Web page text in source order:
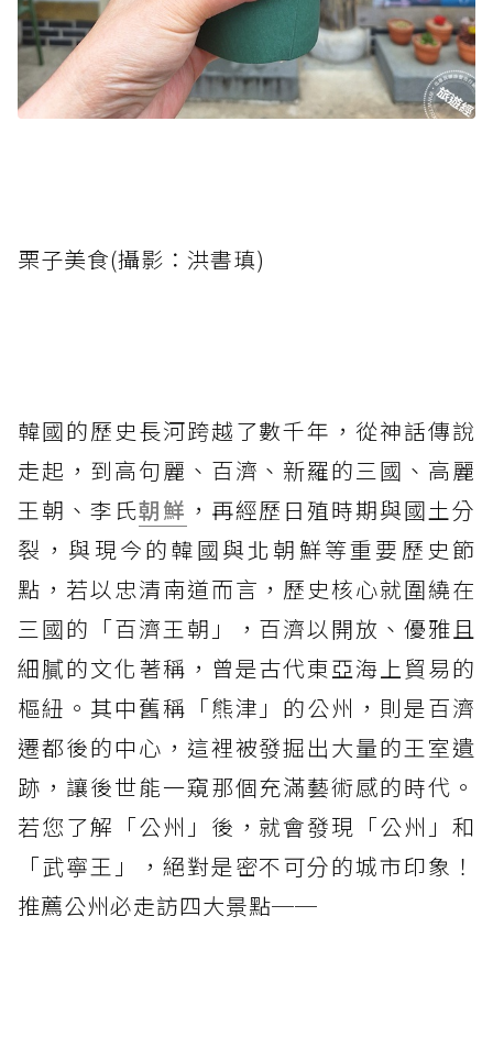
栗子美食(攝影：洪書瑱)
韓國的歷史長河跨越了數千年，從神話傳說
走起，到高句麗、百濟、新羅的三國、高麗
王朝、李氏朝鮮 ，再經歷日殖時期與國土分
裂，與現今的韓國與北朝鮮等重要歷史節
點，若以忠清南道而言，歷史核心就圍繞在
三國的「百濟王朝」，百濟以開放、優雅且
細膩的文化著稱，曾是古代東亞海上貿易的
樞紐。其中舊稱「熊津」的公州，則是百濟
遷都後的中心，這裡被發掘出大量的王室遺
跡，讓後世能一窺那個充滿藝術感的時代。
若您了解「公州」後，就會發現「公州」和
「武寧王」，絕對是密不可分的城市印象！
推薦公州必走訪四大景點──